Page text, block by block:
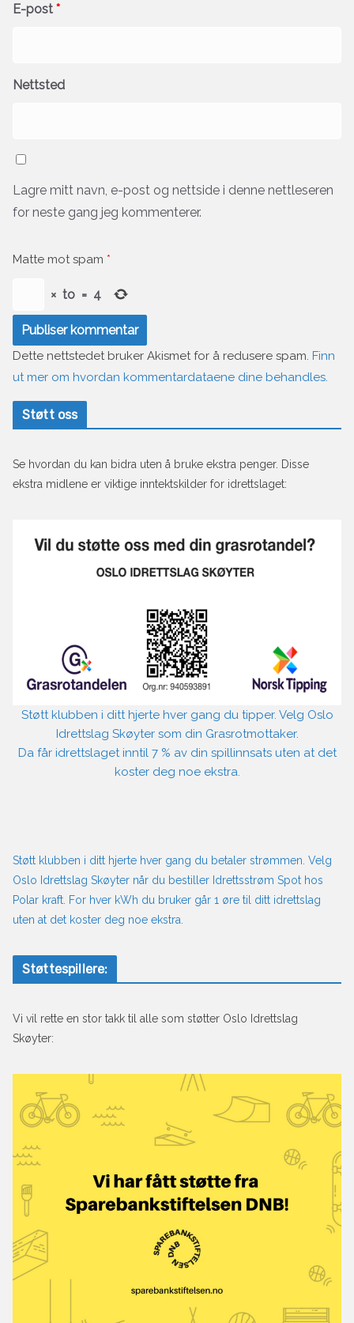
E-post *
Nettsted
Lagre mitt navn, e-post og nettside i denne nettleseren
for neste gang jeg kommenterer.
Matte mot spam *
× to = 4
Dette nettstedet bruker Akismet for å redusere spam. Finn
ut mer om hvordan kommentardataene dine behandles.
Støtt oss
Se hvordan du kan bidra uten å bruke ekstra penger. Disse
ekstra midlene er viktige inntektskilder for idrettslaget:
Støtt klubben i ditt hjerte hver gang du tipper. Velg Oslo
Idrettslag Skøyter som din Grasrotmottaker.
Da får idrettslaget inntil 7 % av din spillinnsats uten at det
koster deg noe ekstra.
Støtt klubben i ditt hjerte hver gang du betaler strømmen. Velg
Oslo Idrettslag Skøyter når du bestiller Idrettsstrøm Spot hos
Polar kraft. For hver kWh du bruker går 1 øre til ditt idrettslag
uten at det koster deg noe ekstra.
Støttespillere:
Vi vil rette en stor takk til alle som støtter Oslo Idrettslag
Skøyter: